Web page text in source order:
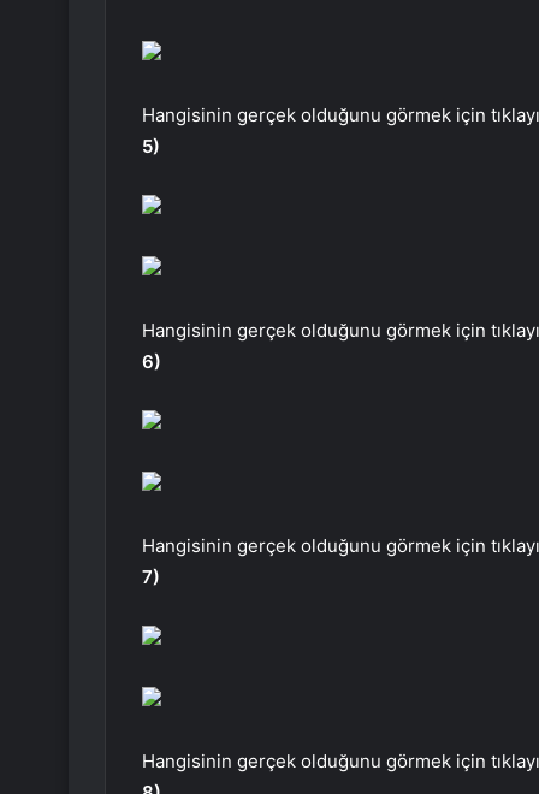
Hangisinin gerçek olduğunu görmek için
5)
Hangisinin gerçek olduğunu görmek için
6)
Hangisinin gerçek olduğunu görmek için
7)
Hangisinin gerçek olduğunu görmek için